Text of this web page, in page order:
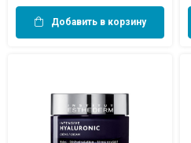
Добавить в корзину